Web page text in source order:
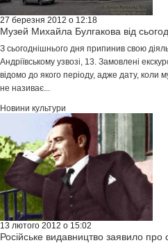
27 березня 2012 о 12:18
Музей Михайла Булгакова від
З сьогоднішнього дня припинив свою
Андріївському узвозі, 13. Замовлені
відомо до якого періоду, адже дату,
не називає...
Новини культури
13 лютого 2012 о 15:02
Російське видавництво заявило про